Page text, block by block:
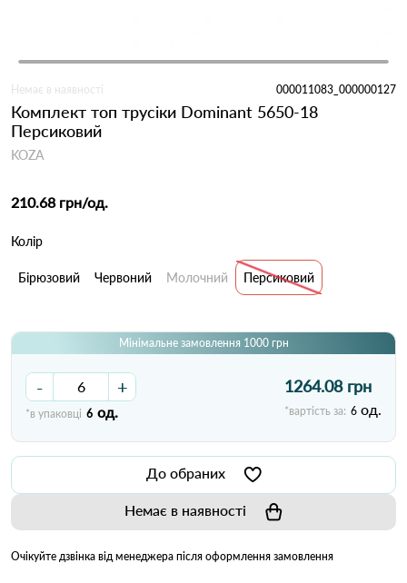
Немає в наявності 000011083_000000127
Комплект топ трусіки Dominant 5650-18
Персиковий
KOZA
210.68 грн/од.
Колір
Бірюзовий Червоний Молочний Персиковий
Мінімальне замовлення 1000 грн
- +
*в упаковці 6 од.
1264.08 грн
*вартість за: 6 од.
До обраних
Немає в наявності
Очікуйте дзвінка від менеджера після оформлення замовлення